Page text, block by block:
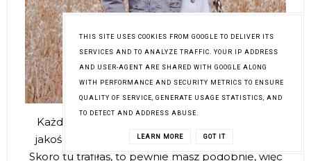
Każdy ma innego zakrętaska, moim są dobrej
jakości kosmetyki i piękne świece zapachowe.
Skoro tu trafiłaś, to pewnie masz podobnie, więc
THIS SITE USES COOKIES FROM GOOGLE TO DELIVER ITS
SERVICES AND TO ANALYZE TRAFFIC. YOUR IP ADDRESS
AND USER-AGENT ARE SHARED WITH GOOGLE ALONG
WITH PERFORMANCE AND SECURITY METRICS TO ENSURE
QUALITY OF SERVICE, GENERATE USAGE STATISTICS, AND
TO DETECT AND ADDRESS ABUSE.
LEARN MORE GOT IT